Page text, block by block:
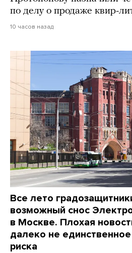
по делу о продаже квир-
10 часов назад
Все лето
возможный снос
в Москве. Плохая
далеко не
риска